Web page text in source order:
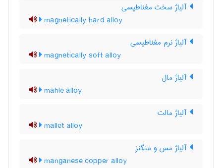
آلیاژ سخت مغناطیسی
magnetically hard alloy
آلیاژ نرم مغناطیسی
magnetically soft alloy
آلیاژ مال
mahle alloy
آلیاژ مالت
mallet alloy
آلیاژ مس و منگنز
manganese copper alloy